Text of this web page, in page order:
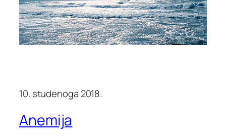
10. studenoga 2018.
Anemija